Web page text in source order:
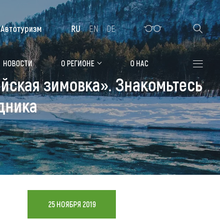
Алтайская зимовка
Где остановиться
Санатории
Гостиницы, отели
Коттеджи, базы
Сельские усадьбы
Мотели, придорожные отели
НОВОСТИ О РЕГИОНЕ О НАС
Автотуризм RU EN DE
зимовка». Знакомьтесь
25 НОЯБРЯ 2019